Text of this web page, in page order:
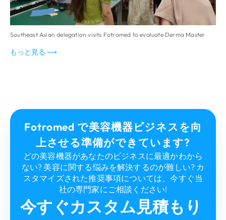
Southeast Asian delegation visits Fotromed to evaluate Derma Master
もっと見る ⟶
Fotromed で美容機器ビジネスを向
上させる準備ができています?
どの美容機器があなたのビジネスに最適かわから
ない? 美容に関する悩みを解決するのが難しい? カ
スタマイズされた推奨事項については、今すぐ当
社の専門家にご相談ください!
今すぐカスタム見積もり